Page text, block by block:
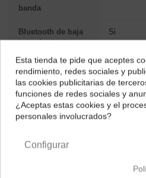
banda
Bluetooth de baja
energía (BLE,
Energy)
Si
Interruptor de
encendido/apagado
integrado
Si
EMPAQUETADO
145 mm
¿Dónde deseas
Selecciona tu ubicación para
impuestos correctos
Esta tienda te pide que aceptes
rendimiento, redes sociales y
las cookies publicitarias de
funciones de redes sociales y
¿Aceptas estas cookies y el
personales involucrados?
Configurar